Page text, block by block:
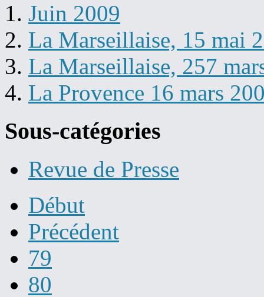
Juin 2009
La Marseillaise, 15 mai
La Marseillaise, 257
La Provence 16 mars
Sous-catégories
Revue de Presse
Début
Précédent
79
80